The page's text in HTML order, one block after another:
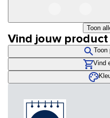
Toon
Vind jouw
Toon
Vind